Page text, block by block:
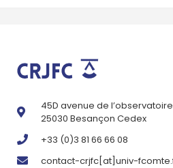
45D avenue de l’observatoire
25030 Besançon Cedex
+33 (0)3 81 66 66 08
contact-crjfc[at]univ-